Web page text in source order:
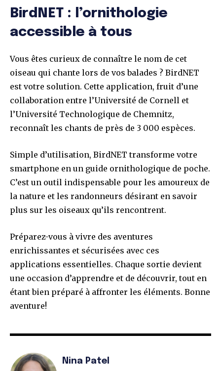
BirdNET : l’ornithologie
accessible à tous
Vous êtes curieux de connaître le nom de cet
oiseau qui chante lors de vos balades ? BirdNET
est votre solution. Cette application, fruit d’une
collaboration entre l’Université de Cornell et
l’Université Technologique de Chemnitz,
reconnaît les chants de près de 3 000 espèces.
Simple d’utilisation, BirdNET transforme votre
smartphone en un guide ornithologique de poche.
C’est un outil indispensable pour les amoureux de
la nature et les randonneurs désirant en savoir
plus sur les oiseaux qu’ils rencontrent.
Préparez-vous à vivre des aventures
enrichissantes et sécurisées avec ces
applications essentielles. Chaque sortie devient
une occasion d’apprendre et de découvrir, tout en
étant bien préparé à affronter les éléments. Bonne
aventure!
Nina Patel